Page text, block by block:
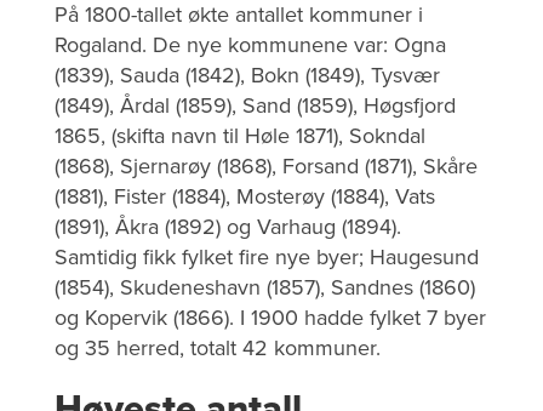
På 1800-tallet økte antallet kommuner i
Rogaland. De nye kommunene var: Ogna
(1839), Sauda (1842), Bokn (1849), Tysvær
(1849), Årdal (1859), Sand (1859), Høgsfjord
1865, (skifta navn til Høle 1871), Sokndal
(1868), Sjernarøy (1868), Forsand (1871), Skåre
(1881), Fister (1884), Mosterøy (1884), Vats
(1891), Åkra (1892) og Varhaug (1894).
Samtidig fikk fylket fire nye byer; Haugesund
(1854), Skudeneshavn (1857), Sandnes (1860)
og Kopervik (1866). I 1900 hadde fylket 7 byer
og 35 herred, totalt 42 kommuner.